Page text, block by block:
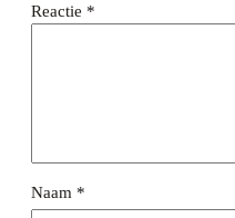
Reactie *
Naam *